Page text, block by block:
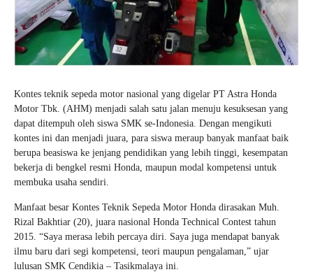
Kontes teknik sepeda motor nasional yang digelar PT Astra Honda
Motor Tbk. (AHM) menjadi salah satu jalan menuju kesuksesan yang
dapat ditempuh oleh siswa SMK se-Indonesia. Dengan mengikuti
kontes ini dan menjadi juara, para siswa meraup banyak manfaat baik
berupa beasiswa ke jenjang pendidikan yang lebih tinggi, kesempatan
bekerja di bengkel resmi Honda, maupun modal kompetensi untuk
membuka usaha sendiri.
Manfaat besar Kontes Teknik Sepeda Motor Honda dirasakan Muh.
Rizal Bakhtiar (20), juara nasional Honda Technical Contest tahun
2015. “Saya merasa lebih percaya diri. Saya juga mendapat banyak
ilmu baru dari segi kompetensi, teori maupun pengalaman,” ujar
lulusan SMK Cendikia – Tasikmalaya ini.